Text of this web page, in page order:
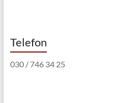
Telefon
030 / 746 34 25